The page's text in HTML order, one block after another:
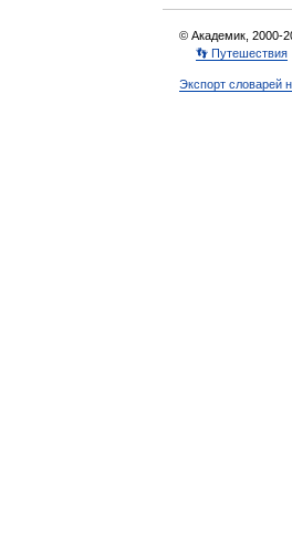
© Академик, 2000-
👣 Путешествия
Экспорт словарей